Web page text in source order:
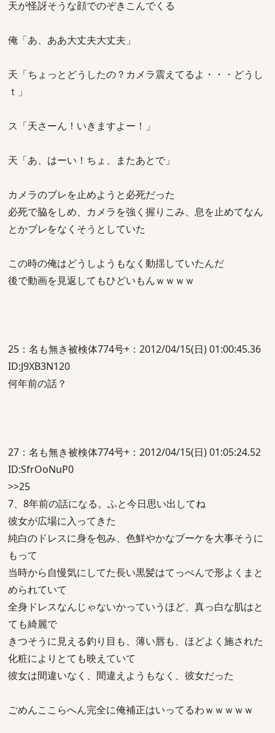
天が怪訝そうな顔でのぞきこんでくる
俺「あ、ああ大丈夫大丈夫」
天「ちょっとどうしたの？カメラ震えてるよ・・・どうし
ｔ」
ス「天さーん！いきますよー！」
天「あ、はーい！ちょ、またあとで」
カメラのブレを止めようと必死だった
必死で脇をしめ、カメラを強く握りこみ、息を止めてなん
とかブレをなくそうとしていた
この時の俺はどうしようもなく動揺していたんだ
後で動画を見返してもひどいもんｗｗｗｗ
25：名も無き被検体774号+：2012/04/15(日) 01:00:45.36
ID:J9XB3N120
何年前の話？
27：名も無き被検体774号+：2012/04/15(日) 01:05:24.52
ID:SfrOoNuP0
>>25
7、8年前の話になる。ふと今日思い出してね
彼女が広場に入ってきた
純白のドレスに身を包み、色鮮やかなブーケを大事そうに
もって
当時から自慢気にしてた長い黒髪はてっぺんで形よくまと
められていて
全身ドレスなんじゃないかっていうほど、真っ白な肌はと
ても綺麗で
きつそうに見える釣り目も、薄い唇も、ほどよく施された
化粧によりとても映えていて
彼女は間違いなく、間違えようもなく、彼女だった
ごめんここらへん完全に俺補正はいってるわｗｗｗｗｗ